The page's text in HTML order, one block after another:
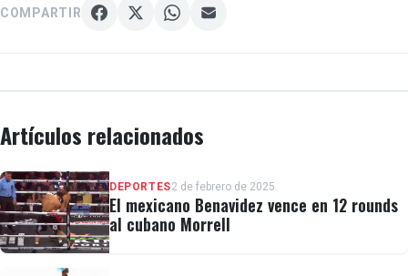
COMPARTIR
Artículos relacionados
DEPORTES2 de febrero de 2025
El mexicano Benavidez vence en 12 rounds
al cubano Morrell